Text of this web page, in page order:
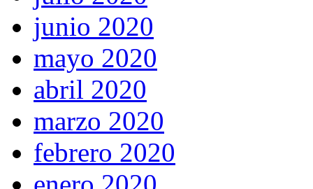
junio 2020
mayo 2020
abril 2020
marzo 2020
febrero 2020